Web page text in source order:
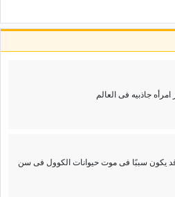
جاذبیه فی العالم
قد یکون سببًا فی موت حیوانات الکوول فی سن